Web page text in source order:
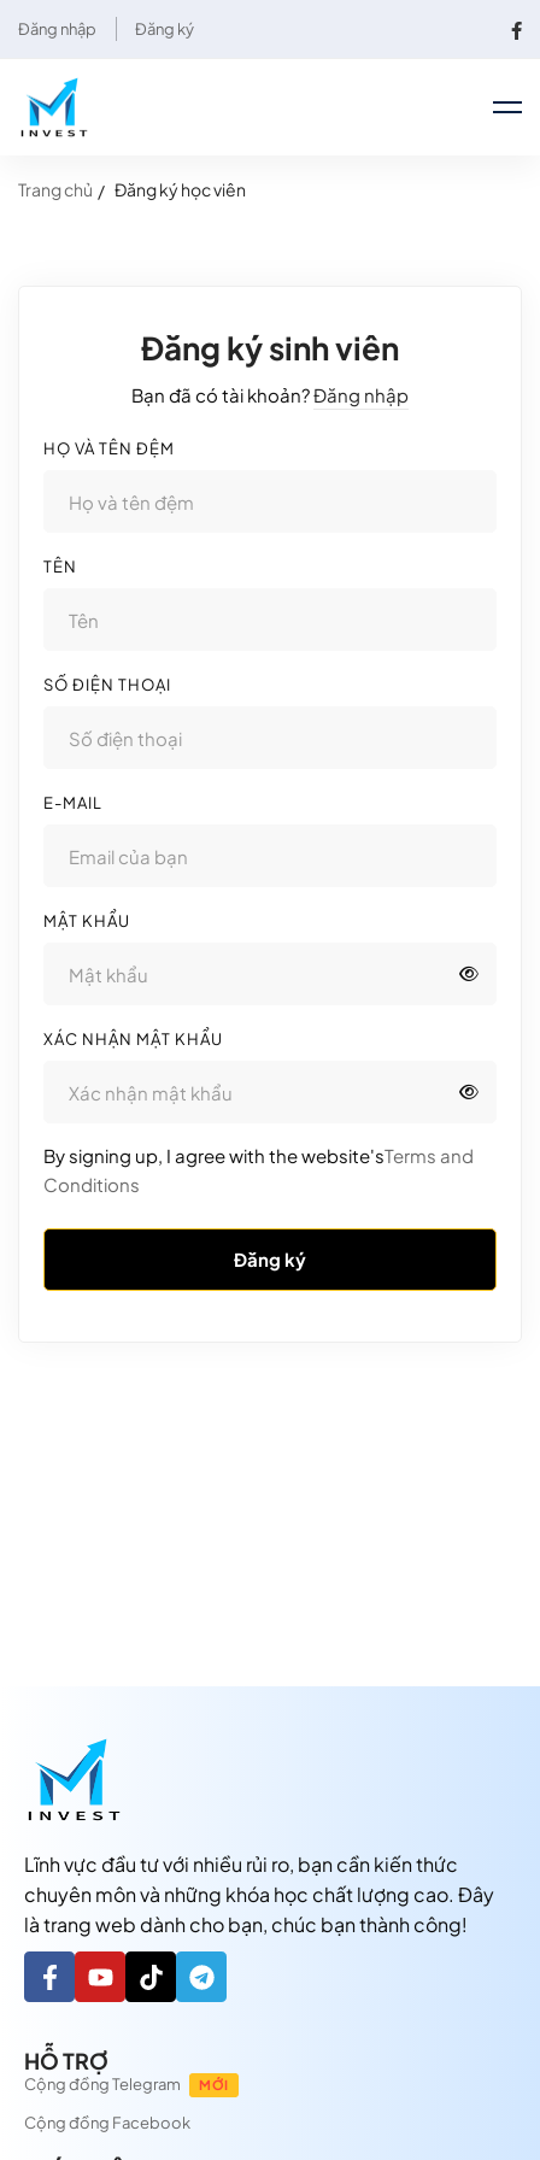
Đăng nhập Đăng ký
Trang chủ Đăng ký học viên
Đăng ký sinh viên
Bạn đã có tài khoản?Đăng nhập
HỌ VÀ TÊN ĐỆM
TÊN
SỐ ĐIỆN THOẠI
E-MAIL
MẬT KHẨU
XÁC NHẬN MẬT KHẨU
By signing up, I agree with the website'sTerms and
Conditions
Đăng ký
Lĩnh vực đầu tư với nhiều rủi ro, bạn cần kiến thức
chuyên môn và những khóa học chất lượng cao. Đây
là trang web dành cho bạn, chúc bạn thành công!
HỖ TRỢ
Cộng đồng Telegram MỚI
Cộng đồng Facebook